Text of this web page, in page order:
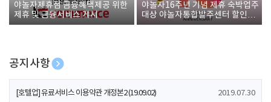
야놀자제휴점 금융혜택제공 위한
제휴 및 금융서비스 게시
야놀자16주년 기념 제휴 숙박업주
대상 야놀자통합발주센터 할인쿠
폰 증정
공지사항
[호텔업] 개인정보 처리방침 개정본1 (19.09.02)
[호텔업] 유료서비스 이용약관 개정본2 (19.09.02) 2019.07.30